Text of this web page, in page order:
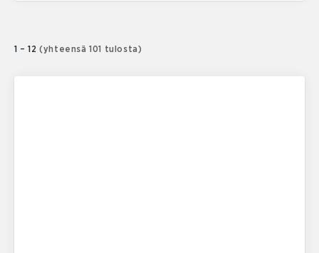
1 – 12 (yhteensä 101 tulosta)